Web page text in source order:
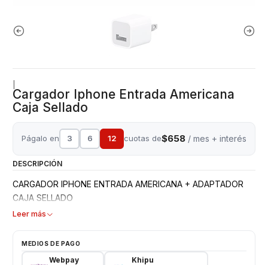
Cargador Iphone Entrada Americana
Caja Sellado
Págalo en 3 6 12 cuotas de$658 / mes + interés
DESCRIPCIÓN
CARGADOR IPHONE ENTRADA AMERICANA + ADAPTADOR
CAJA SELLADO
Leer más
MEDIOS DE PAGO
Webpay Khipu